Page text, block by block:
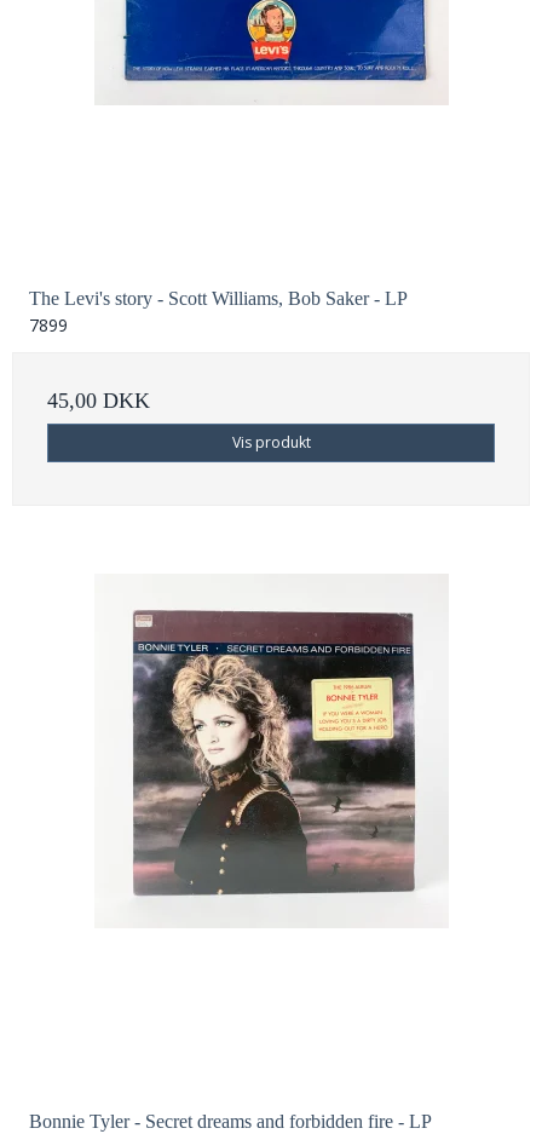
The Levi's story - Scott Williams, Bob Saker - LP
7899
45,00 DKK
Vis produkt
Bonnie Tyler - Secret dreams and forbidden fire - LP